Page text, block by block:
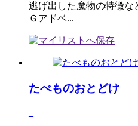
逃げ出した魔物の特徴な
Ｇアドベ...
たべものおとどけ